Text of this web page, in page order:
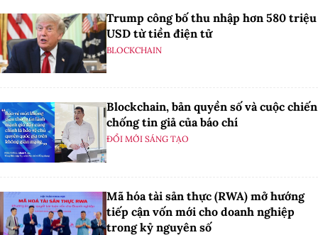
Trump công bố thu nhập hơn 580 triệu
USD từ tiền điện tử
BLOCKCHAIN
Blockchain, bản quyền số và cuộc chiến
chống tin giả của báo chí
ĐỔI MỚI SÁNG TẠO
Mã hóa tài sản thực (RWA) mở hướng
tiếp cận vốn mới cho doanh nghiệp
trong kỷ nguyên số